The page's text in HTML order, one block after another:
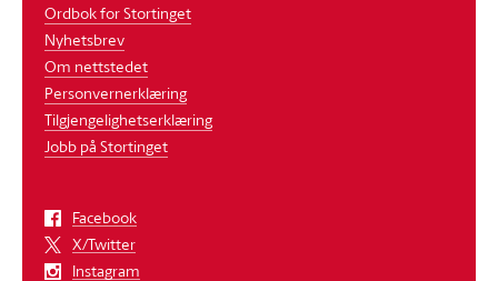
Ordbok for Stortinget
Nyhetsbrev
Om nettstedet
Personvernerklæring
Tilgjengelighetserklæring
Jobb på Stortinget
Facebook
X/Twitter
Instagram